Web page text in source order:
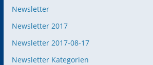
Newsletter
Newsletter 2017
Newsletter 2017-08-17
Newsletter Kategorien